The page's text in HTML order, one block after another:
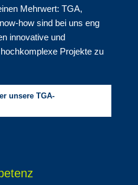
Mehrwert: TGA,
how sind bei uns eng
innovative und
Projekte zu
unsere TGA-